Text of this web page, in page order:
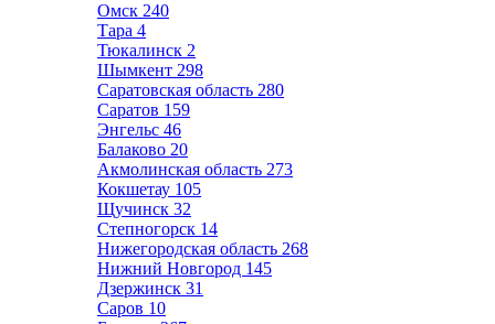
Омск 240
Тара 4
Тюкалинск 2
Шымкент 298
Саратовская область 280
Саратов 159
Энгельс 46
Балаково 20
Акмолинская область 273
Кокшетау 105
Щучинск 32
Степногорск 14
Нижегородская область 268
Нижний Новгород 145
Дзержинск 31
Саров 10